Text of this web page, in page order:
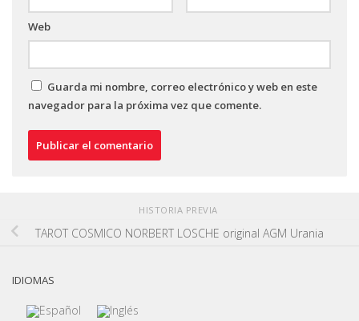
Web
Guarda mi nombre, correo electrónico y web en este
navegador para la próxima vez que comente.
HISTORIA PREVIA
TAROT COSMICO NORBERT LOSCHE original AGM Urania
IDIOMAS